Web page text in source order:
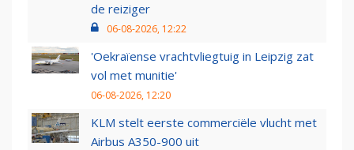
de reiziger
06-08-2026, 12:22
'Oekraïense vrachtvliegtuig in Leipzig zat
vol met munitie'
06-08-2026, 12:20
KLM stelt eerste commerciële vlucht met
Airbus A350-900 uit